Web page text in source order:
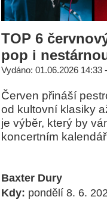
TOP 6
pop i
Vydáno: 01.06.2026 14:33
Červen přináší
od kultovní klasiky
je výběr, který by
koncertním
Baxter Dury
Kdy: pondělí 8. 6.